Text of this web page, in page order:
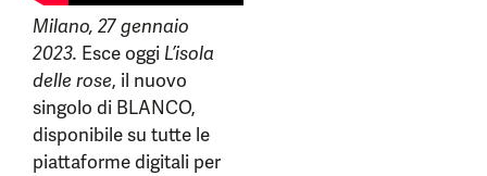
Milano, 27 gennaio
2023. Esce oggi L’isola
delle rose, il nuovo
singolo di BLANCO,
disponibile su tutte le
piattaforme digitali per